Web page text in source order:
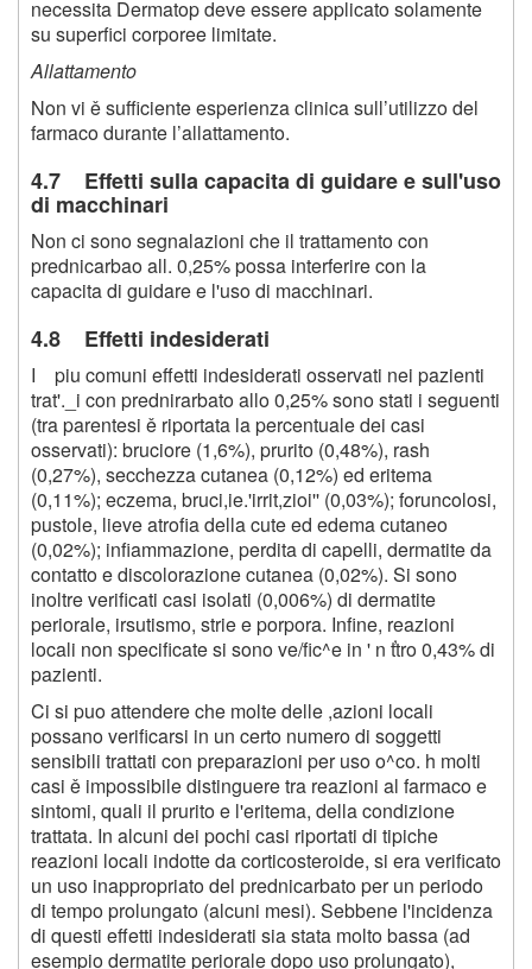
necessita Dermatop deve essere applicato solamente
su superfici corporee limitate.
Allattamento
Non vi ě sufficiente esperienza clinica sull’utilizzo del
farmaco durante l’allattamento.
4.7 Effetti sulla capacita di guidare e sull'uso
di macchinari
Non ci sono segnalazioni che il trattamento con
prednicarbao all. 0,25% possa interferire con la
capacita di guidare e l'uso di macchinari.
4.8 Effetti indesiderati
I piu comuni effetti indesiderati osservati nei pazienti
trat'._i con prednirarbato allo 0,25% sono stati i seguenti
(tra parentesi ě riportata la percentuale dei casi
osservati): bruciore (1,6%), prurito (0,48%), rash
(0,27%), secchezza cutanea (0,12%) ed eritema
(0,11%); eczema, bruci,ie.'irrit,zioi'' (0,03%); foruncolosi,
pustole, lieve atrofia della cute ed edema cutaneo
(0,02%); infiammazione, perdita di capelli, dermatite da
contatto e discolorazione cutanea (0,02%). Si sono
inoltre verificati casi isolati (0,006%) di dermatite
periorale, irsutismo, strie e porpora. Infine, reazioni
locali non specificate si sono ve/fic^e in ' n ťtro 0,43% di
pazienti.
Ci si puo attendere che molte delle ,azioni locali
possano verificarsi in un certo numero di soggetti
sensibili trattati con preparazioni per uso o^co. h molti
casi ě impossibile distinguere tra reazioni al farmaco e
sintomi, quali il prurito e l'eritema, della condizione
trattata. In alcuni dei pochi casi riportati di tipiche
reazioni locali indotte da corticosteroide, si era verificato
un uso inappropriato del prednicarbato per un periodo
di tempo prolungato (alcuni mesi). Sebbene l'incidenza
di questi effetti indesiderati sia stata molto bassa (ad
esempio dermatite periorale dopo uso prolungato),